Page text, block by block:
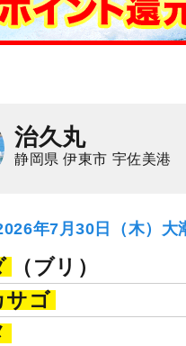
治久丸
静岡県 伊東市 宇佐美港
年7月30日（木）大
（ブリ）
サゴ